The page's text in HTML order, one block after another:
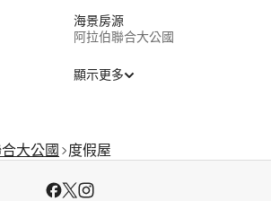
海景房源
阿拉伯聯合大公國
顯示更多
大公國 度假屋